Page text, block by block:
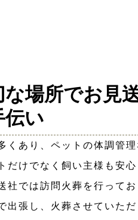
な場所でお見
伝い
くあり、ペットの体調管
だけでなく飼い主様も安
社では訪問火葬を行って
出張し、火葬させていた